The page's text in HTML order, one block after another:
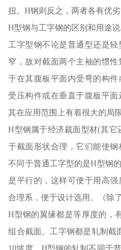
扭。H钢则反之，两者各有优劣
H型钢与工字钢的区别和用途说
工字型钢不论是普通型还是
窄，故对截面两个主袖的惯
于在其腹板平面内受弯的构
受压构件或在垂直于腹板平
其在应用范围上有着很大的局限
H型钢属于经济裁面型材(其
于截面形状合理，它们能使钢
不同于普通工字型的是H型钢
是平行的，这样可便于用高
合理系，便于设计选用。（除
H型钢的翼缘都是等厚度的，
组合截面。工字钢都是轧制截